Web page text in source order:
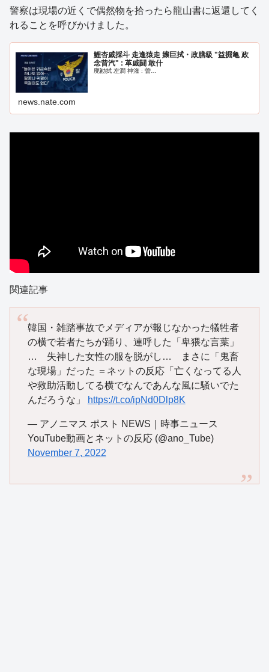
警察は現場の近くで偶然物を拾ったら龍山書に返還してく
れることを呼びかけました。
鯉杏戚採斗 走逢猿走 嬢巨拭・政膳級 "益掘亀 政
念昔汽" : 革戚闘 敢什
廃勧拭 左澗 神潅 : 曽…
news.nate.com
関連記事
韓国・雑踏事故でメディアが報じなかった犠牲者
の横で若者たちが踊り、連呼した「卑猥な言葉」
… 失神した女性の服を脱がし… まさに「鬼畜
な現場」だった ＝ネットの反応「亡くなってる人
や救助活動してる横でなんであんな風に騒いでた
んだろうな」
https://t.co/ipNd0Dlp8K
— アノニマス ポスト NEWS｜時事ニュース
YouTube動画とネットの反応 (@ano_Tube)
November 7, 2022